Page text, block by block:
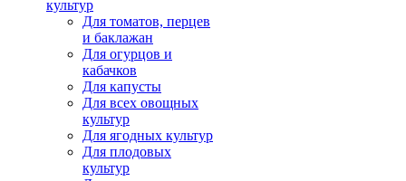
культур
Для томатов, перцев
и баклажан
Для огурцов и
кабачков
Для капусты
Для всех овощных
культур
Для ягодных культур
Для плодовых
культур